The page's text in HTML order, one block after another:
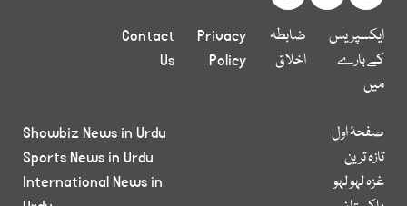
ایکسپریس
کے بارے
میں
ضابطہ
اخلاق
Privacy
Policy
Contact
Us
صفحۂ اول
تازہ ترین
غزہ لہو لہو
Showbiz News in Urdu
Sports News in Urdu
International News in